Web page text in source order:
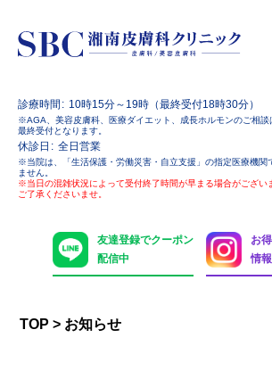
診療時間 10時15分～19時（最終受付18時30分）
※AGA、美容皮膚科、医療ダイエット、成長ホルモンのご相
最終受付となります。
休診日 全日営業
※当院は、「生活保護・労働災害・自立支援」の指定医療機関
ません。
※当日の混雑状況によって受付終了時間が早まる場合がござい
ご了承くださいませ。
友達登録でクーポン
配信中
お
情
TOP > お知らせ